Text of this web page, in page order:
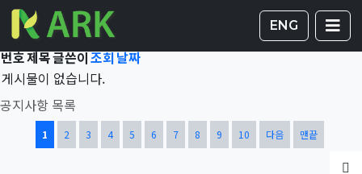
ENG
Total 42,308건1 페이지 게시판
공지사항 목록
번호제목글쓴이조회날짜
게시물이 없습니다.
열린
1 페이지
2
페이지3페이지4
페이지5페이지6
페이지7
페이지8
페이지9
페이지10
페이지 다음 맨끝